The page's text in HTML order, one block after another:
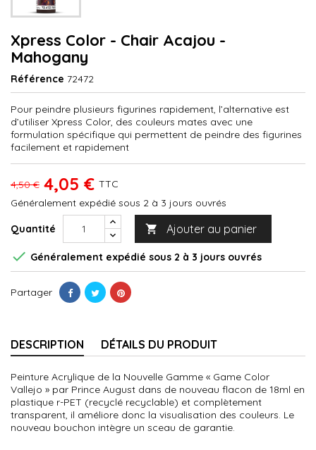
Xpress Color - Chair Acajou -
Mahogany
Référence 72472
Pour peindre plusieurs figurines rapidement, l’alternative est
d’utiliser Xpress Color, des couleurs mates avec une
formulation spécifique qui permettent de peindre des figurines
facilement et rapidement
4,50 € 4,05 € TTC
Généralement expédié sous 2 à 3 jours ouvrés
Quantité  Ajouter au panier
 Généralement expédié sous 2 à 3 jours ouvrés
Partager
DESCRIPTION DÉTAILS DU PRODUIT
Peinture Acrylique de la Nouvelle Gamme « Game Color
Vallejo » par Prince August dans de nouveau flacon de 18ml en
plastique r-PET (recyclé recyclable) et complètement
transparent, il améliore donc la visualisation des couleurs. Le
nouveau bouchon intègre un sceau de garantie.